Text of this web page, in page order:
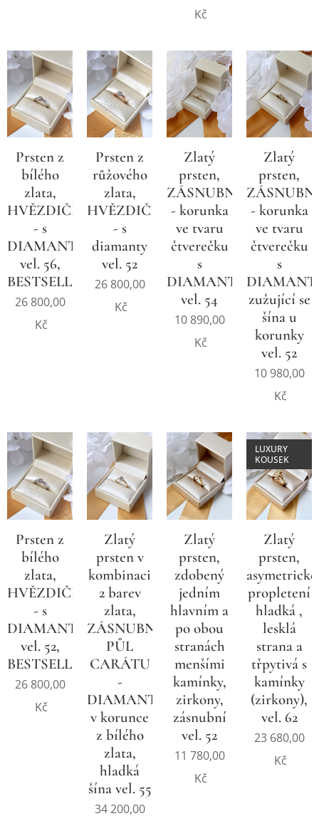
Kč
Prsten z
bílého
zlata,
HVĚZDIČKA
- s
DIAMANTY
vel. 56,
BESTSELLER
26 800,00
Kč
Prsten z
růžového
zlata,
HVĚZDIČKA
- s
diamanty
vel. 52
26 800,00
Kč
Zlatý
prsten,
ZÁSNUBNÍ
- korunka
ve tvaru
čtverečku
s
DIAMANTY
vel. 54
10 890,00
Kč
Zlatý
prsten,
ZÁSNUBNÍ
- korunka
ve tvaru
čtverečku
s
zužující se
šína u
korunky
vel. 52
10 980,00
Kč
Prsten z
bílého
zlata,
HVĚZDIČKA
- s
DIAMANTY
vel. 52,
BESTSELLER
26 800,00
Kč
Zlatý
prsten v
kombinaci
2 barev
zlata,
ZÁSNUBNÍ,
PŮL
CARÁTU
-
DIAMANTY
v korunce
z bílého
zlata,
hladká
šína vel. 55
34 200,00
Zlatý
prsten,
zdobený
jedním
hlavním a
po obou
stranách
menšími
kamínky,
zirkony,
zásnubní
vel. 52
11 780,00
Kč
Zlatý
prsten,
asymetrické
propletení
hladká ,
lesklá
strana a
třpytivá s
kamínky
(zirkony),
vel. 62
LUXURY
KOUSEK
23 680,00
Kč